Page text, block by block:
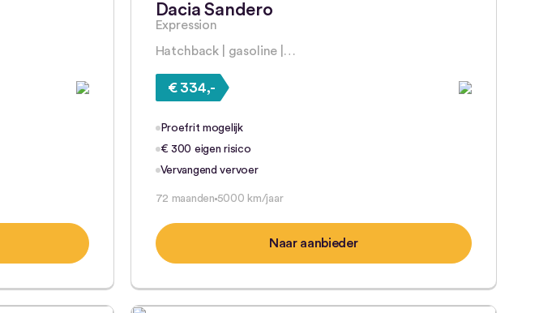
Dacia Sandero
Expression
Hatchback | gasoline |…
€ 334,-
Proefrit mogelijk
€ 300 eigen risico
Vervangend vervoer
72 maanden 5000 km/jaar
Naar aanbieder